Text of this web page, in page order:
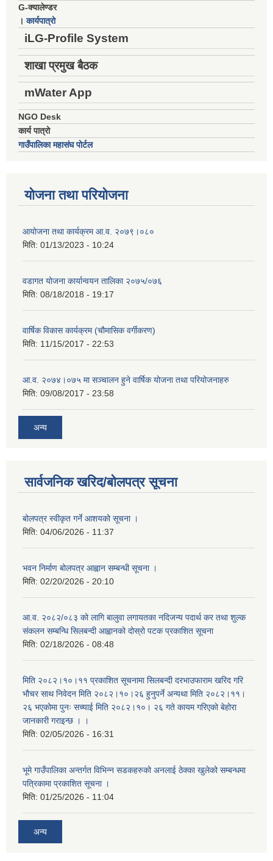
G-क्यालेण्डर
।कार्यपात्रो
iLG-Profile System
शाखा प्रमुख बैठक
mWater App
NGO Desk
कार्य पात्रो
गाउँपालिका महासंघ पोर्टल
योजना तथा परियोजना
आयोजना तथा कार्यक्रम आ.व. २०७९।०८०
मिति: 01/13/2023 - 10:24
वडागत योजना कार्यान्वयन तालिका २०७५/०७६
मिति: 08/18/2018 - 19:17
वार्षिक विकास कार्यक्रम (चौमासिक वर्गीकरण)
मिति: 11/15/2017 - 22:53
आ.व. २०७४।०७५ मा सञ्चालन हुने वार्षिक योजना तथा परियोजनाहरु
मिति: 09/08/2017 - 23:58
अन्य
सार्वजनिक खरिद/बोलपत्र सूचना
बोलपत्र स्वीकृत गर्ने आशयको सूचना ।
मिति: 04/06/2026 - 11:37
भवन निर्माण बोलपत्र आह्वान सम्बन्धी सूचना ।
मिति: 02/20/2026 - 20:10
आ.व. २०८२/०८३ को लागि बालुवा लगायतका नदिजन्य पदार्थ कर तथा शुल्क
संकलन सम्बन्धि सिलबन्दी आह्वानको दोस्रो पटक प्रकाशित सूचना
मिति: 02/18/2026 - 08:48
मिति २०८२।१०।११ प्रकाशित सूचनामा सिलबन्दी दरभाउफाराम खरिद गरि
भौचर साथ निवेदन मिति २०८२।१०।२६ हुनुपर्ने अन्यथा मिति २०८२।११।
२६ भएकोमा पुनः सच्याई मिति २०८२।१०। २६ गते कायम गरिएको बेहोरा
जानकारी गराइन्छ । ।
मिति: 02/05/2026 - 16:31
भूमे गाउँपालिका अन्तर्गत विभिन्न सडकहरुको अनलाई ठेक्का खुलेको सम्बन्धमा
पत्रिकामा प्रकाशित सूचना ।
मिति: 01/25/2026 - 11:04
अन्य